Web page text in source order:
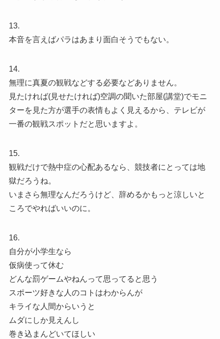
13.
本音を言えばパラはあまり面白そうでもない。
14.
無理に真夏の観戦などする必要などありません。
見たければ(見せたければ)空調の聞いた部屋(講堂)でモニ
ターを見た方が選手の表情もよく見えるから、テレビが
一番の観戦スポットだと思いますよ。
15.
観戦だけで熱中症の心配あるなら、競技者にとっては地
獄だろうね。
いまさら無理なんだろうけど、辞めるかもっと涼しいと
ころでやればいいのに。
16.
自分が小学生なら
仮病使って休む
どんな罰ゲームやねんって思ってると思う
スポーツ好きな人のコトはわからんが
キライな人間からいうと
ムダにしか見えんし
巻き込まんどいてほしい